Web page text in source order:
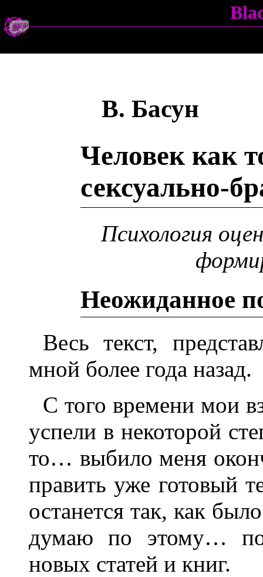
В. Басун
Человек как
сексуально-
Психология
Неожиданное
Весь текст,
мной более года назад.
С того времени мои
успели в некоторой
то… выбило меня
править уже готовый
останется так, как
думаю по этому…
новых статей и книг.